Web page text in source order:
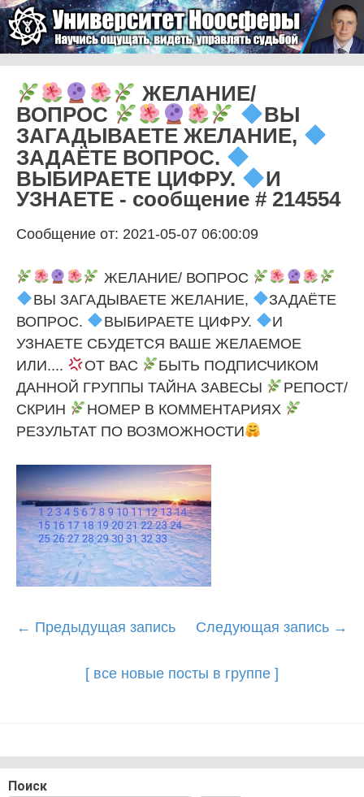
Университет Ноосферы
ЖЕЛАНИЕ/
ВОПРОС
ВЫ
ЗАГАДЫВАЕТЕ ЖЕЛАНИЕ,
ЗАДАЁТЕ ВОПРОС.
ВЫБИРАЕТЕ ЦИФРУ.
И
УЗНАЕТЕ - сообщение # 214554
Сообщение от: 2021-05-07 06:00:09
ЖЕЛАНИЕ/ ВОПРОС
ВЫ ЗАГАДЫВАЕТЕ ЖЕЛАНИЕ,
ЗАДАЁТЕ
ВОПРОС.
ВЫБИРАЕТЕ ЦИФРУ.
И
УЗНАЕТЕ СБУДЕТСЯ ВАШЕ ЖЕЛАЕМОЕ
ИЛИ....
ОТ ВАС
БЫТЬ ПОДПИСЧИКОМ
ДАННОЙ ГРУППЫ ТАЙНА ЗАВЕСЫ
РЕПОСТ/
СКРИН
НОМЕР В КОММЕНТАРИЯХ
РЕЗУЛЬТАТ ПО ВОЗМОЖНОСТИ
Post
← Предыдущая запись Следующая запись →
[ все новые посты в группе ]
Поиск